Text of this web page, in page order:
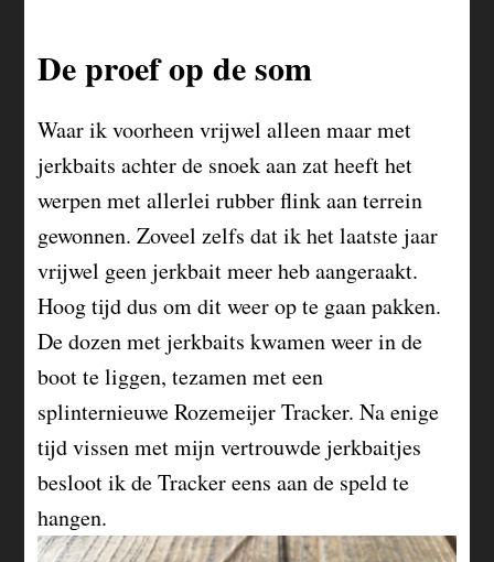
De proef op de som
Waar ik voorheen vrijwel alleen maar met
jerkbaits achter de snoek aan zat heeft het
werpen met allerlei rubber flink aan terrein
gewonnen. Zoveel zelfs dat ik het laatste jaar
vrijwel geen jerkbait meer heb aangeraakt.
Hoog tijd dus om dit weer op te gaan pakken.
De dozen met jerkbaits kwamen weer in de
boot te liggen, tezamen met een
splinternieuwe Rozemeijer Tracker. Na enige
tijd vissen met mijn vertrouwde jerkbaitjes
besloot ik de Tracker eens aan de speld te
hangen.